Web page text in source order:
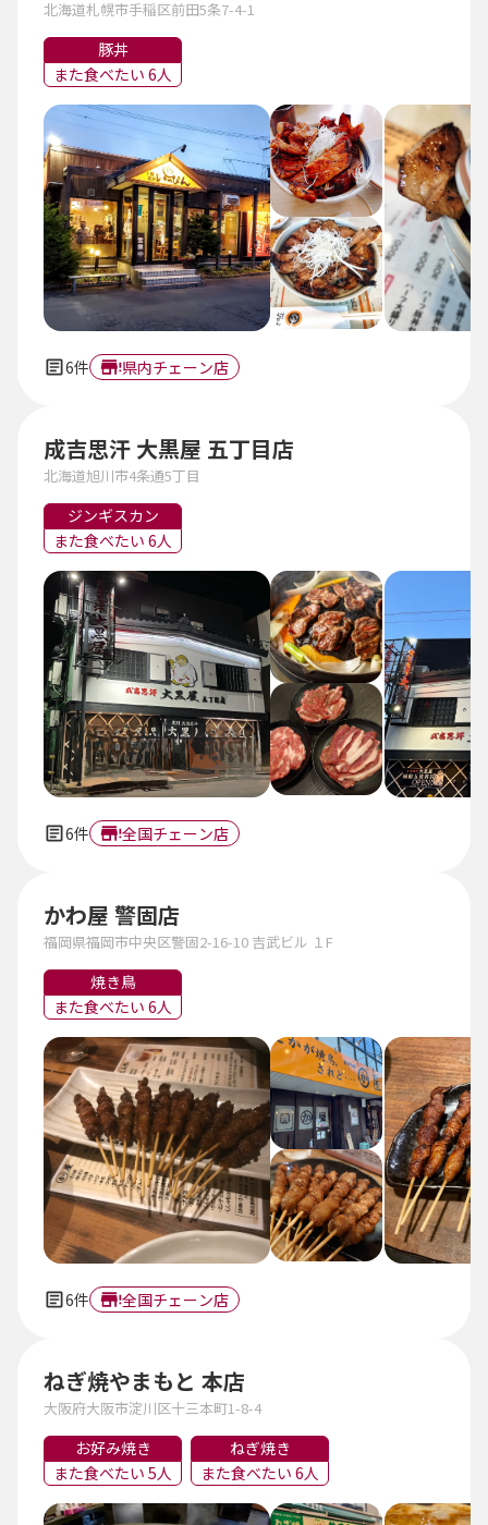
北海道札幌市手稲区前田5条7-4-1
豚丼
また食べたい 6人
6件 県内チェーン店
成吉思汗 大黒屋 五丁目店
北海道旭川市4条通5丁目
ジンギスカン
また食べたい 6人
6件 全国チェーン店
かわ屋 警固店
福岡県福岡市中央区警固2-16-10 吉武ビル １F
焼き鳥
また食べたい 6人
6件 全国チェーン店
ねぎ焼やまもと 本店
大阪府大阪市淀川区十三本町1-8-4
お好み焼き
また食べたい 5人
ねぎ焼き
また食べたい 6人